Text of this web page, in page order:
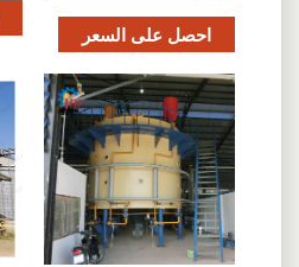
احصل على السعر